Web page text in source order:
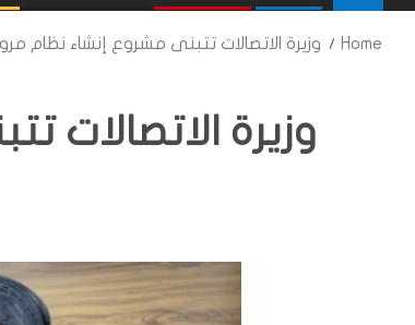
Home وزيرة الاتصالات تتبنى مشروع إنشاء نظام
وزيرة الاتصالات